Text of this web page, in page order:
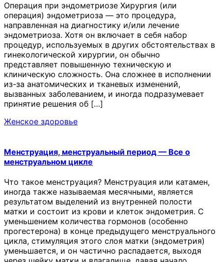
Операция при эндометриозе Хирургия (или
операция) эндометриоза — это процедура,
направленная на диагностику и/или лечение
эндометриоза. Хотя он включает в себя набор
процедур, используемых в других обстоятельствах в
гинекологической хирургии, он обычно
представляет повышенную техническую и
клиническую сложность. Она сложнее в исполнении
из-за анатомических и тканевых изменений,
вызванных заболеванием, и иногда подразумевает
принятие решения об […]
Женское здоровье
Менструация, менструальный период — Все о
менструальном цикле
Что такое менструация? Менструация или катамен,
иногда также называемая месячными, является
результатом выделений из внутренней полости
матки и состоит из крови и клеток эндометрия. С
уменьшением количества гормонов (особенно
прогестерона) в конце предыдущего менструального
цикла, стимуляция этого слоя матки (эндометрия)
уменьшается, и он частично распадается, выходя